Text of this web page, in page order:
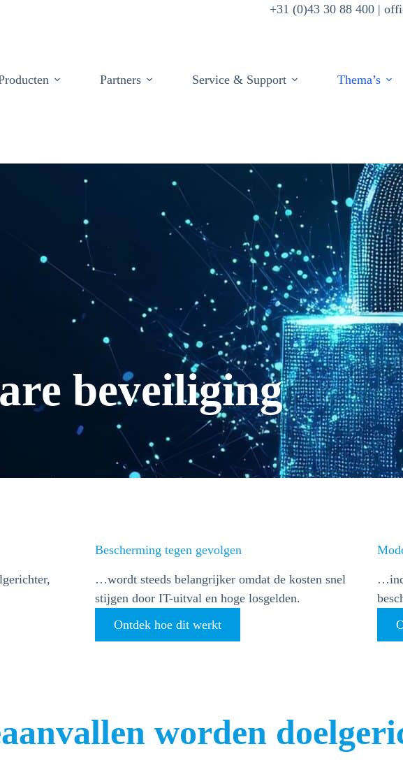
+31 (0)43 30 88 400 |
Partners Service & Support Thema’s
beveiliging
Bescherming tegen gevolgen
…wordt steeds belangrijker omdat de kosten snel
stijgen door IT-uitval en hoge losgelden.
Ontdek hoe dit werkt
worden